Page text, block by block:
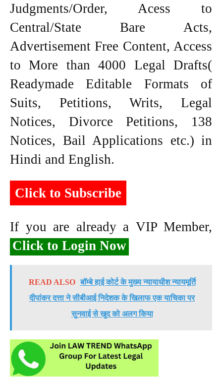
Judgments/Order, Acess to
Central/State Bare Acts,
Advertisement Free Content, Access
to More than 4000 Legal Drafts(
Readymade Editable Formats of
Suits, Petitions, Writs, Legal
Notices, Divorce Petitions, 138
Notices, Bail Applications etc.) in
Hindi and English.
Click to Subscribe
If you are already a VIP Member,
Click to Login Now
READ ALSO बॉम्बे हाई कोर्ट के मुख्य न्यायाधीश न्यायमूर्ति
दीपांकर दत्ता ने सीबीआई निदेशक के खिलाफ एक याचिका पर
सुनवाई से खुद को अलग किया